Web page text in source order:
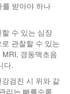
받아야 하나
수 있는 심장
관찰할 수 있는
경동맥초음
다.
검진 시 위와 같
리는 빠를수록